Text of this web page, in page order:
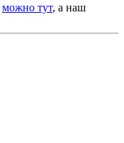
можно тут, а наш